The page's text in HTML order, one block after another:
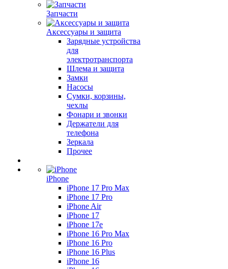
Запчасти
Аксессуары и защита
Зарядные устройства
для
электротранспорта
Шлема и защита
Замки
Насосы
Сумки, корзины,
чехлы
Фонари и звонки
Держатели для
телефона
Зеркала
Прочее
iPhone
iPhone 17 Pro Max
iPhone 17 Pro
iPhone Air
iPhone 17
iPhone 17e
iPhone 16 Pro Max
iPhone 16 Pro
iPhone 16 Plus
iPhone 16